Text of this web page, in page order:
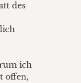
des
ich
offen,